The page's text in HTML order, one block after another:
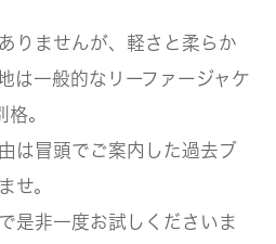
りませんが、軽さと柔らか
は一般的なリーファージャケ
。
は冒頭でご案内した過去ブ
せ。
是非一度お試しくださいま